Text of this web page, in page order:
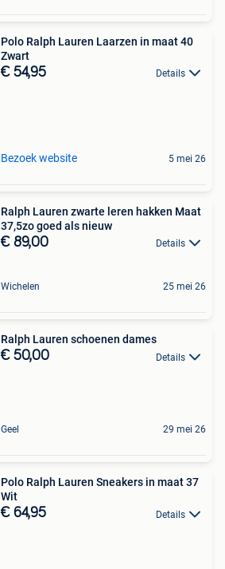
Polo Ralph Lauren Laarzen in maat 40
Zwart
€ 54,95 Details
Bezoek website 5 mei 26
Ralph Lauren zwarte leren hakken Maat
37,5zo goed als nieuw
€ 89,00 Details
Wichelen 25 mei 26
Ralph Lauren schoenen dames
€ 50,00 Details
Geel 29 mei 26
Polo Ralph Lauren Sneakers in maat 37
Wit
€ 64,95 Details